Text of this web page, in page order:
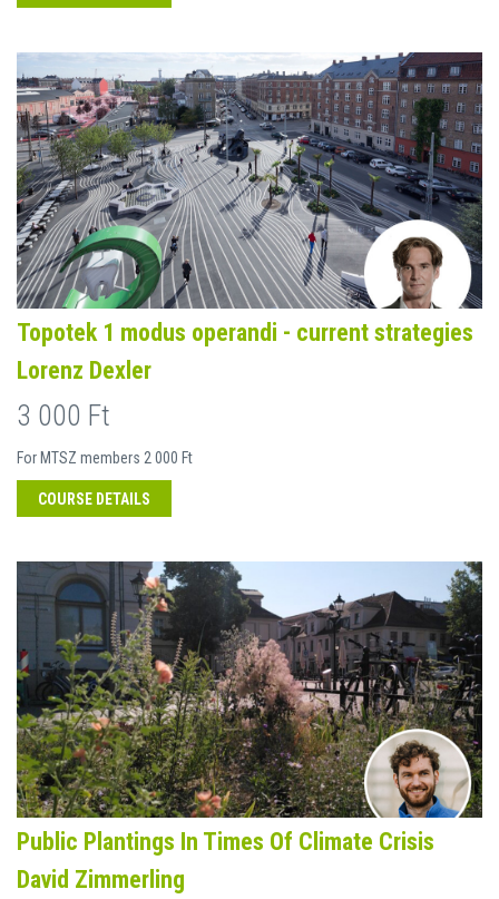
Topotek 1 modus operandi - current strategies
Lorenz Dexler
3 000 Ft
For MTSZ members 2 000 Ft
COURSE DETAILS
Public Plantings In Times Of Climate Crisis
David Zimmerling